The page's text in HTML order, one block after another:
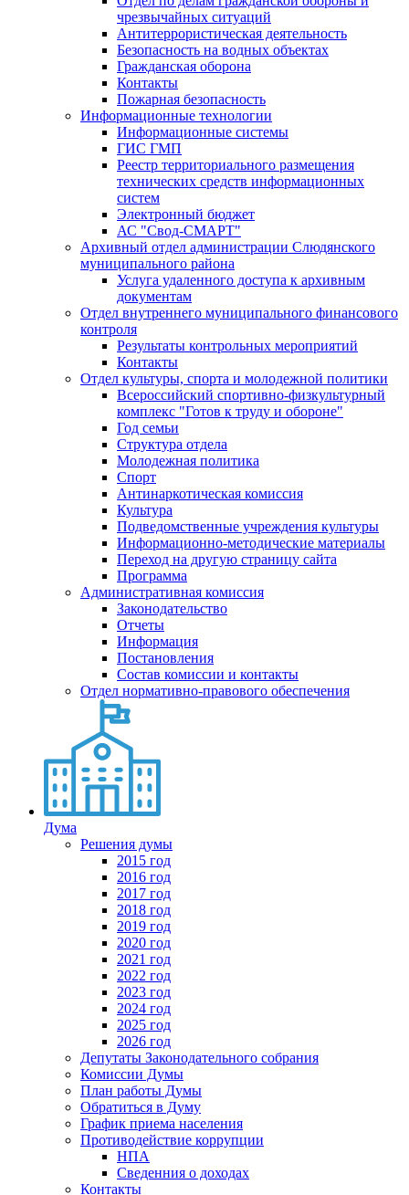
чрезвычайных ситуаций
Антитеррористическая деятельность
Безопасность на водных объектах
Гражданская оборона
Контакты
Пожарная безопасность
Информационные технологии
Информационные системы
ГИС ГМП
Реестр территориального размещения
технических средств информационных
систем
Электронный бюджет
АС "Свод-СМАРТ"
Архивный отдел администрации Слюдянского
муниципального района
Услуга удаленного доступа к архивным
документам
Отдел внутреннего муниципального финансового
контроля
Результаты контрольных мероприятий
Контакты
Отдел культуры, спорта и молодежной политики
Всероссийский спортивно-физкультурный
комплекс "Готов к труду и обороне"
Год семьи
Структура отдела
Молодежная политика
Спорт
Антинаркотическая комиссия
Культура
Подведомственные учреждения культуры
Информационно-методические материалы
Переход на другую страницу сайта
Программа
Административная комиссия
Законодательство
Отчеты
Информация
Постановления
Состав комиссии и контакты
Отдел нормативно-правового обеспечения
Дума
Решения думы
2015 год
2016 год
2017 год
2018 год
2019 год
2020 год
2021 год
2022 год
2023 год
2024 год
2025 год
2026 год
Депутаты Законодательного собрания
Комиссии Думы
План работы Думы
Обратиться в Думу
График приема населения
Противодействие коррупции
НПА
Сведенния о доходах
Контакты